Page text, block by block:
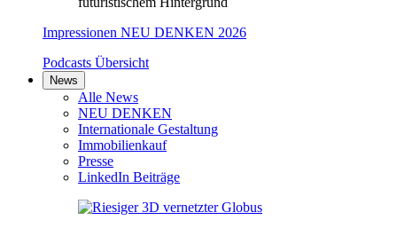
Impressionen NEU DENKEN 2026
Podcasts Übersicht
News
Alle News
NEU DENKEN
Internationale Gestaltung
Immobilienkauf
Presse
LinkedIn Beiträge